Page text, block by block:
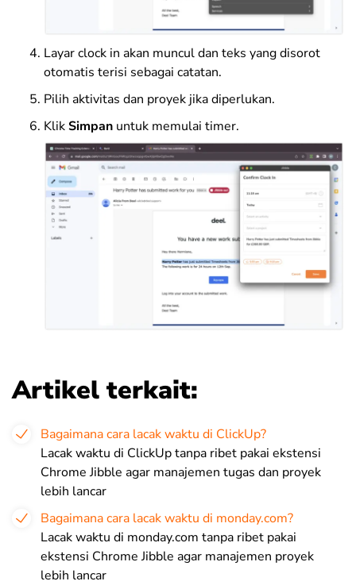
Layar clock in akan muncul dan teks yang disorot
otomatis terisi sebagai catatan.
Pilih aktivitas dan proyek jika diperlukan.
KlikSimpan untuk memulai timer.
Artikel terkait:
Bagaimana cara lacak waktu di ClickUp?
Lacak waktu di ClickUp tanpa ribet pakai ekstensi
Chrome Jibble agar manajemen tugas dan proyek
lebih lancar
Bagaimana cara lacak waktu di monday.com?
Lacak waktu di monday.com tanpa ribet pakai
ekstensi Chrome Jibble agar manajemen proyek
lebih lancar